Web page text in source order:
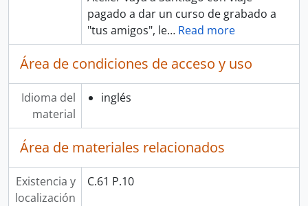
pagado a dar un curso de grabado a
"tus amigos", le… Read more
Área de condiciones de acceso y uso
Idioma del
material
inglés
Área de materiales relacionados
Existencia y
localización
C.61 P.10